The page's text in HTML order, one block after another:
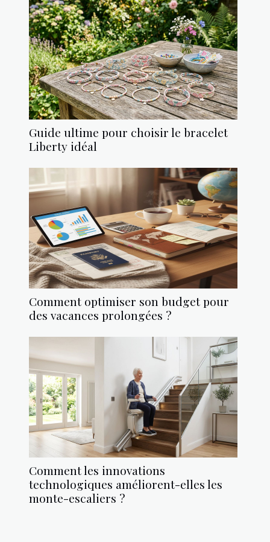
Guide ultime pour choisir le bracelet
Liberty idéal
Comment optimiser son budget pour
des vacances prolongées ?
Comment les innovations
technologiques améliorent-elles les
monte-escaliers ?